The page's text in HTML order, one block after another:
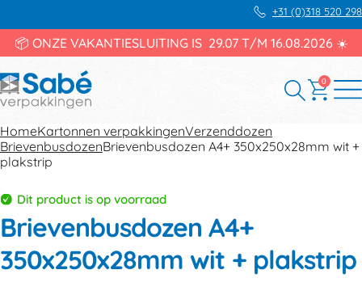
+31 (0)318 520 298
📦 ONZE VAKANTIESLUITING IS 29.07 T/M 16.08.2026 ☀️
0
HomeKartonnen verpakkingenVerzenddozen
BrievenbusdozenBrievenbusdozen A4+ 350x250x28mm wit +
plakstrip
Dit product is op voorraad
Brievenbusdozen A4+
350x250x28mm wit + plakstrip